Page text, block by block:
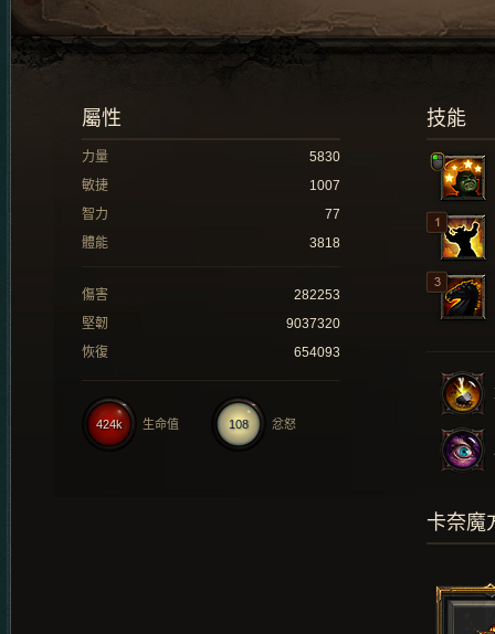
技能
屬性
力量
5830
敏捷
1007
智力
77
體能
3818
傷害
282253
堅韌
9037320
恢復
654093
108 忿怒
424k 生命值
卡奈魔